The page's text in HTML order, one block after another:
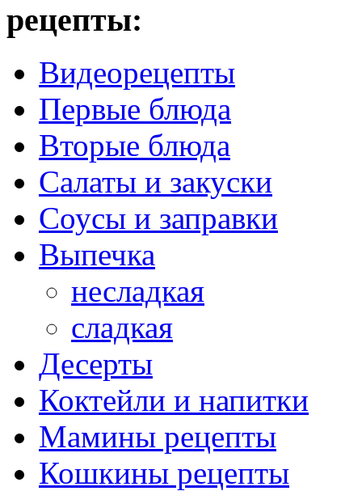
рецепты:
Видеорецепты
Первые блюда
Вторые блюда
Салаты и закуски
Соусы и заправки
Выпечка
несладкая
сладкая
Десерты
Коктейли и напитки
Мамины рецепты
Кошкины рецепты